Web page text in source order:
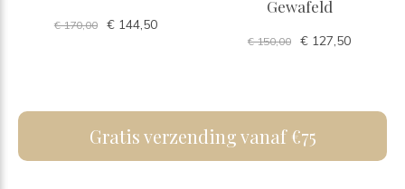
€ 170,00 € 144,50
Gewafeld
€ 150,00 € 127,50
Gratis verzending vanaf €75